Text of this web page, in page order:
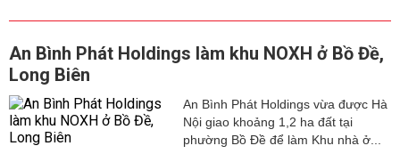
An Bình Phát Holdings làm khu NOXH ở Bồ Đề,
Long Biên
An Bình Phát Holdings vừa được Hà
Nội giao khoảng 1,2 ha đất tại
phường Bồ Đề để làm Khu nhà ở...